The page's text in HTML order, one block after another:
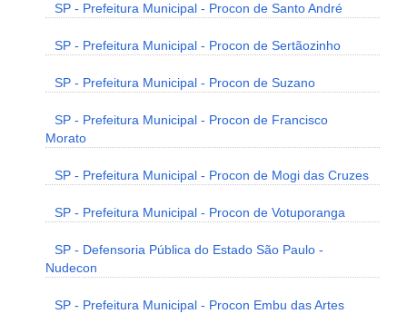
SP - Prefeitura Municipal - Procon de Santo André
SP - Prefeitura Municipal - Procon de Sertãozinho
SP - Prefeitura Municipal - Procon de Suzano
SP - Prefeitura Municipal - Procon de Francisco
Morato
SP - Prefeitura Municipal - Procon de Mogi das Cruzes
SP - Prefeitura Municipal - Procon de Votuporanga
SP - Defensoria Pública do Estado São Paulo -
Nudecon
SP - Prefeitura Municipal - Procon Embu das Artes